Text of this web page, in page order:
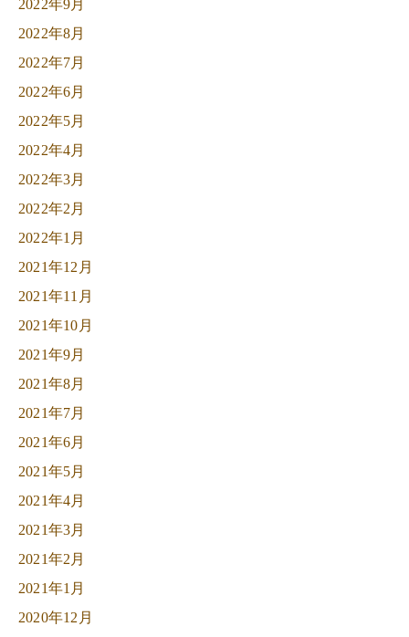
2022年9月
2022年8月
2022年7月
2022年6月
2022年5月
2022年4月
2022年3月
2022年2月
2022年1月
2021年12月
2021年11月
2021年10月
2021年9月
2021年8月
2021年7月
2021年6月
2021年5月
2021年4月
2021年3月
2021年2月
2021年1月
2020年12月